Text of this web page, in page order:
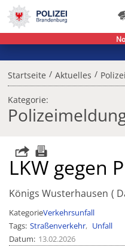
Startseite / Aktuelles /
Kategorie:
LKW gegen
Königs Wusterhausen
KategorieVerkehrsunfall
Tags Straßenverkehr
Unfall
Datum 13.02.2026